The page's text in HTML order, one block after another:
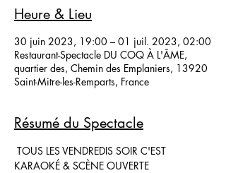
Heure & Lieu
30 juin 2023, 19:00 – 01 juil. 2023, 02:00
Restaurant-Spectacle DU COQ À L'ÂME,
quartier des, Chemin des Emplaniers, 13920
Saint-Mitre-les-Remparts, France
Résumé du Spectacle
TOUS LES VENDREDIS SOIR C'EST
KARAOKÉ & SCÈNE OUVERTE